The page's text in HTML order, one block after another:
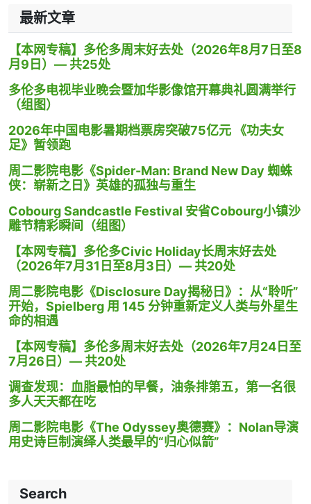
最新文章
【本网专稿】多伦多周末好去处（2026年8月7日至8
月9日）— 共25处
多伦多电视毕业晚会暨加华影像馆开幕典礼圆满举行
（组图）
2026年中国电影暑期档票房突破75亿元 《功夫女
足》暂领跑
周二影院电影《Spider-Man: Brand New Day 蜘蛛
侠：崭新之日》英雄的孤独与重生
Cobourg Sandcastle Festival 安省Cobourg小镇沙
雕节精彩瞬间（组图）
【本网专稿】多伦多Civic Holiday长周末好去处
（2026年7月31日至8月3日）— 共20处
周二影院电影《Disclosure Day揭秘日》：从“聆听”
开始，Spielberg 用 145 分钟重新定义人类与外星生
命的相遇
【本网专稿】多伦多周末好去处（2026年7月24日至
7月26日）— 共20处
调查发现：血脂最怕的早餐，油条排第五，第一名很
多人天天都在吃
周二影院电影《The Odyssey奥德赛》：Nolan导演
用史诗巨制演绎人类最早的“归心似箭”
Search